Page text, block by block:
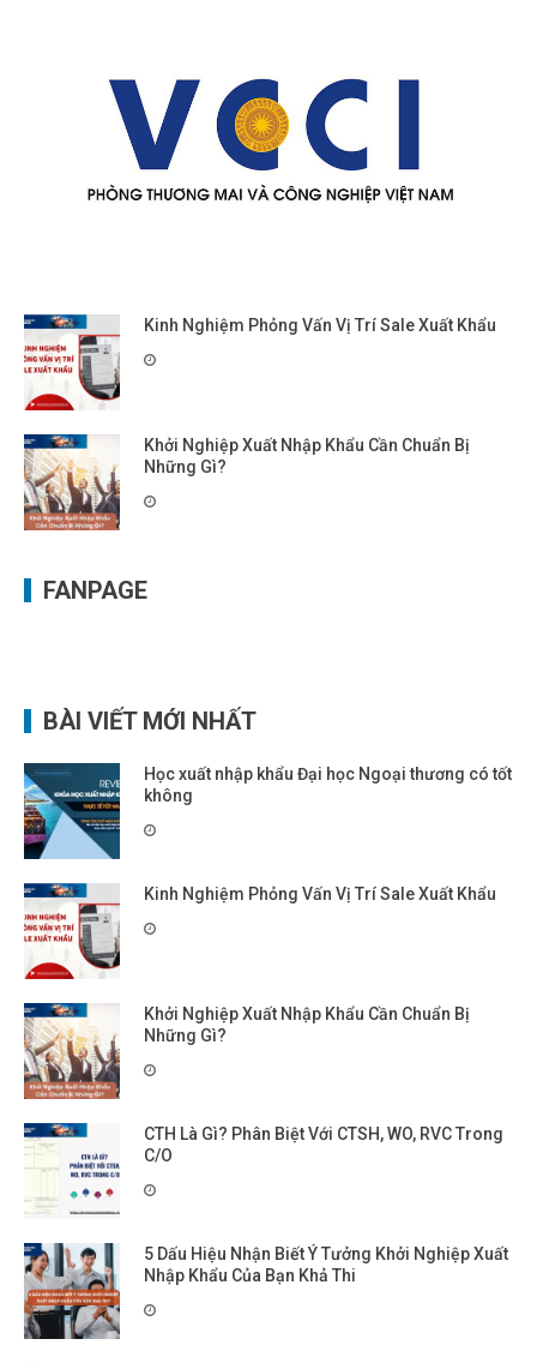
Kinh Nghiệm Phỏng Vấn Vị Trí Sale Xuất Khẩu
Khởi Nghiệp Xuất Nhập Khẩu Cần Chuẩn Bị
Những Gì?
FANPAGE
BÀI VIẾT MỚI NHẤT
Học xuất nhập khẩu Đại học Ngoại thương có tốt
không
Kinh Nghiệm Phỏng Vấn Vị Trí Sale Xuất Khẩu
Khởi Nghiệp Xuất Nhập Khẩu Cần Chuẩn Bị
Những Gì?
CTH Là Gì? Phân Biệt Với CTSH, WO, RVC Trong
C/O
5 Dấu Hiệu Nhận Biết Ý Tưởng Khởi Nghiệp Xuất
Nhập Khẩu Của Bạn Khả Thi